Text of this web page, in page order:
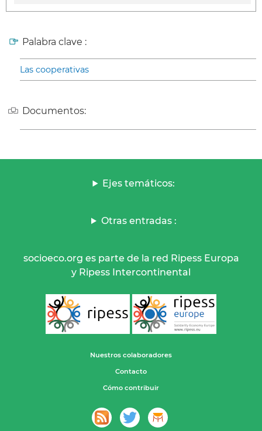
Palabra clave :
Las cooperativas
Documentos:
Ejes temáticos:
Otras entradas :
socioeco.org es parte de la red Ripess Europa
y Ripess Intercontinental
Nuestros colaboradores
Contacto
Cómo contribuir